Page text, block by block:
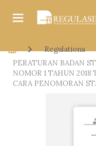
Regulations
PERATURAN BADAN
NOMOR 1 TAHUN
CARA PENOMORAN